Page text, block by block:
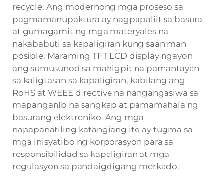
recycle. Ang modernong mga proseso sa
pagmamanupaktura ay nagpapaliit sa basura
at gumagamit ng mga materyales na
nakababuti sa kapaligiran kung saan man
posible. Maraming TFT LCD display ngayon
ang sumusunod sa mahigpit na pamantayan
sa kaligtasan sa kapaligiran, kabilang ang
RoHS at WEEE directive na nangangasiwa sa
mapanganib na sangkap at pamamahala ng
basurang elektroniko. Ang mga
napapanatiling katangiang ito ay tugma sa
mga inisyatibo ng korporasyon para sa
responsibilidad sa kapaligiran at mga
regulasyon sa pandaigdigang merkado.